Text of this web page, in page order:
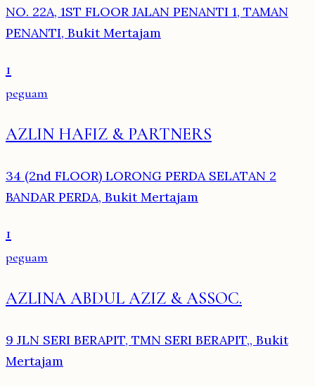
NO. 22A, 1ST FLOOR JALAN PENANTI 1, TAMAN
PENANTI, Bukit Mertajam
1
peguam
AZLIN HAFIZ & PARTNERS
34 (2nd FLOOR) LORONG PERDA SELATAN 2
BANDAR PERDA, Bukit Mertajam
1
peguam
AZLINA ABDUL AZIZ & ASSOC.
9 JLN SERI BERAPIT, TMN SERI BERAPIT,, Bukit
Mertajam